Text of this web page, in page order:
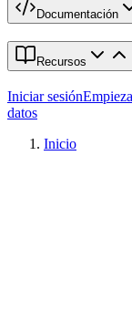
Documentación
Recursos
Iniciar sesión
datos
Inicio